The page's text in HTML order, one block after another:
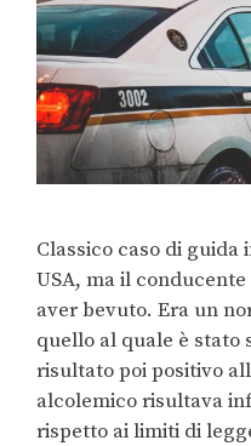
Classico caso di
USA, ma il
aver bevuto. Era un
quello al quale è stato
risultato poi positivo
alcolemico risultava
rispetto ai limiti di